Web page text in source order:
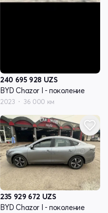
240 695 928 UZS
BYD Chazor I - поколение
2023 36 000 км
235 929 672 UZS
BYD Chazor I - поколение